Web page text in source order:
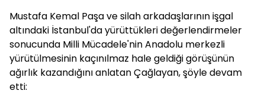
Mustafa Kemal Paşa ve silah arkadaşlarının işgal
altındaki İstanbul'da yürüttükleri değerlendirmeler
sonucunda Milli Mücadele'nin Anadolu merkezli
yürütülmesinin kaçınılmaz hale geldiği görüşünün
ağırlık kazandığını anlatan Çağlayan, şöyle devam
etti: